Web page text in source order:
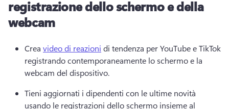
registrazione dello schermo e della
webcam
Crea video di reazioni di tendenza per YouTube e TikTok
registrando contemporaneamente lo schermo e la
webcam del dispositivo.
Tieni aggiornati i dipendenti con le ultime novità
usando le registrazioni dello schermo insieme al